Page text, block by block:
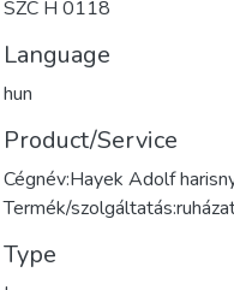
SZC H 0118
Language
hun
Product/Service
Cégnév:Hayek Adolf
Termék/
Type